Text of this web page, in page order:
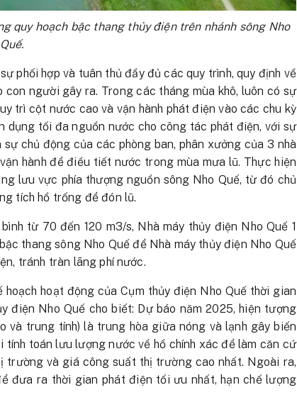
quy hoạch bậc thang thủy điện trên nhánh sông Nho
Quế.
phối hợp và tuân thủ đầy đủ các quy trình, quy định về
người gây ra. Trong các tháng mùa khô, luôn có sự
trì cột nước cao và vận hành phát điện vào các chu kỳ
tối đa nguồn nước cho công tác phát điện, với sự
chủ động của các phòng ban, phân xưởng của 3 nhà
hành để điều tiết nước trong mùa mưa lũ. Thực hiện
lưu vực phía thượng nguồn sông Nho Quế, từ đó chủ
tích hồ trống để đón lũ.
từ 70 đến 120 m3/s, Nhà máy thủy điện Nho Quế 1
thang sông Nho Quế để Nhà máy thủy điện Nho Quế
tránh tràn lãng phí nước.
hoạt động của Cụm thủy điện Nho Quế thời gian
điện Nho Quế cho biết: Dự báo năm 2025, hiện tượng
và trung tính) là trung hòa giữa nóng và lạnh gây biến
tính toán lưu lượng nước về hồ chính xác để làm căn cứ
trường và giá công suất thị trường cao nhất. Ngoài ra,
đưa ra thời gian phát điện tối ưu nhất, hạn chế lượng